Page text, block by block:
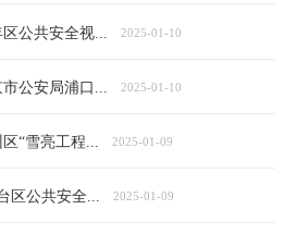
公共安全视... 2025-01-10
公安局浦口... 2025-01-10
“雪亮工程... 2025-01-09
区公共安全... 2025-01-09